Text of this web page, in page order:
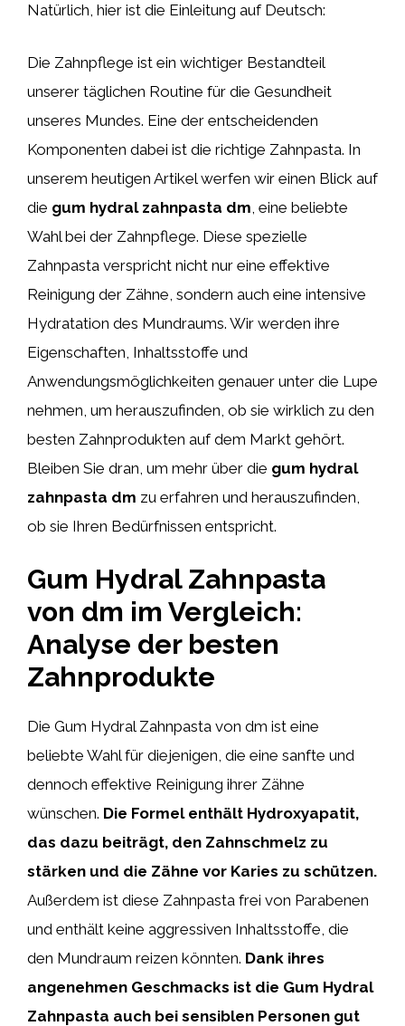
Natürlich, hier ist die Einleitung auf Deutsch:
Die Zahnpflege ist ein wichtiger Bestandteil
unserer täglichen Routine für die Gesundheit
unseres Mundes. Eine der entscheidenden
Komponenten dabei ist die richtige Zahnpasta. In
unserem heutigen Artikel werfen wir einen Blick auf
die gum hydral zahnpasta dm , eine beliebte
Wahl bei der Zahnpflege. Diese spezielle
Zahnpasta verspricht nicht nur eine effektive
Reinigung der Zähne, sondern auch eine intensive
Hydratation des Mundraums. Wir werden ihre
Eigenschaften, Inhaltsstoffe und
Anwendungsmöglichkeiten genauer unter die Lupe
nehmen, um herauszufinden, ob sie wirklich zu den
besten Zahnprodukten auf dem Markt gehört.
Bleiben Sie dran, um mehr über die gum hydral
zahnpasta dm zu erfahren und herauszufinden,
ob sie Ihren Bedürfnissen entspricht.
Gum Hydral Zahnpasta
von dm im Vergleich:
Analyse der besten
Zahnprodukte
Die Gum Hydral Zahnpasta von dm ist eine
beliebte Wahl für diejenigen, die eine sanfte und
dennoch effektive Reinigung ihrer Zähne
wünschen. Die Formel enthält Hydroxyapatit,
das dazu beiträgt, den Zahnschmelz zu
stärken und die Zähne vor Karies zu schützen.
Außerdem ist diese Zahnpasta frei von Parabenen
und enthält keine aggressiven Inhaltsstoffe, die
den Mundraum reizen könnten. Dank ihres
angenehmen Geschmacks ist die Gum Hydral
Zahnpasta auch bei sensiblen Personen gut